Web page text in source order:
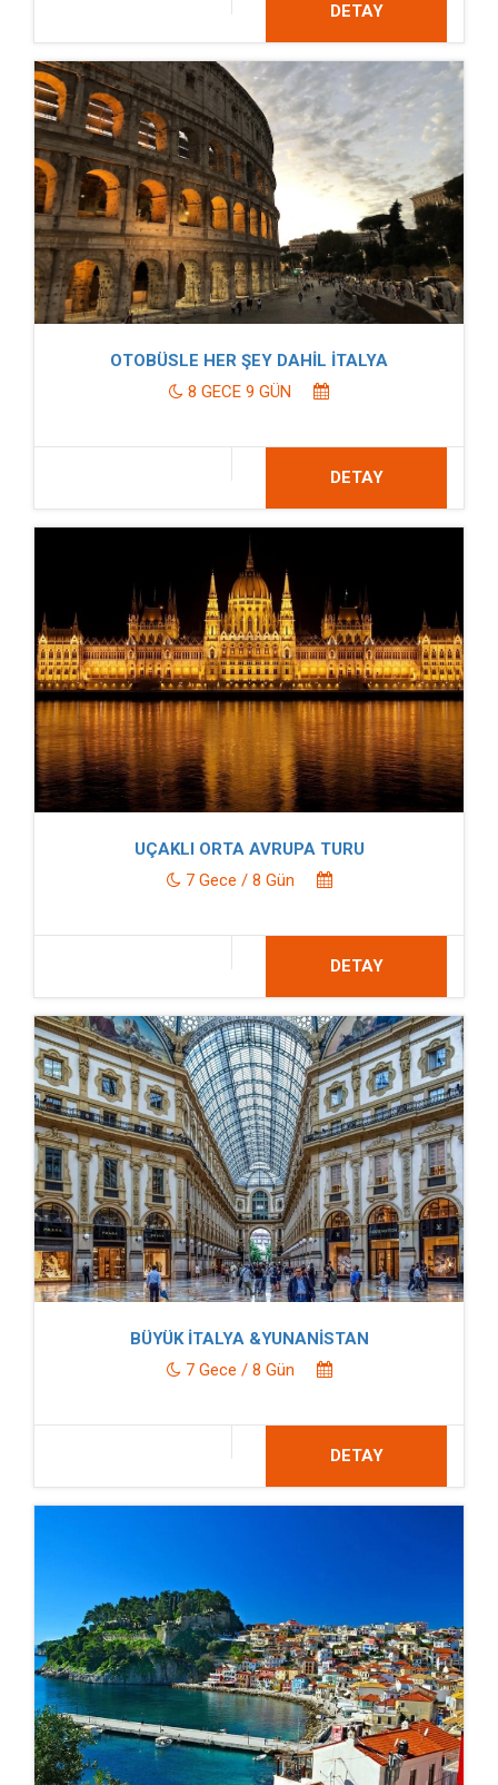
DETAY
OTOBÜSLE HER ŞEY DAHİL İTALYA
8 GECE 9 GÜN
DETAY
UÇAKLI ORTA AVRUPA TURU
7 Gece / 8 Gün
DETAY
BÜYÜK İTALYA &YUNANİSTAN
7 Gece / 8 Gün
DETAY